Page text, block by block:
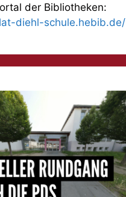
der Bibliotheken:
diehl-schule.hebib.de/